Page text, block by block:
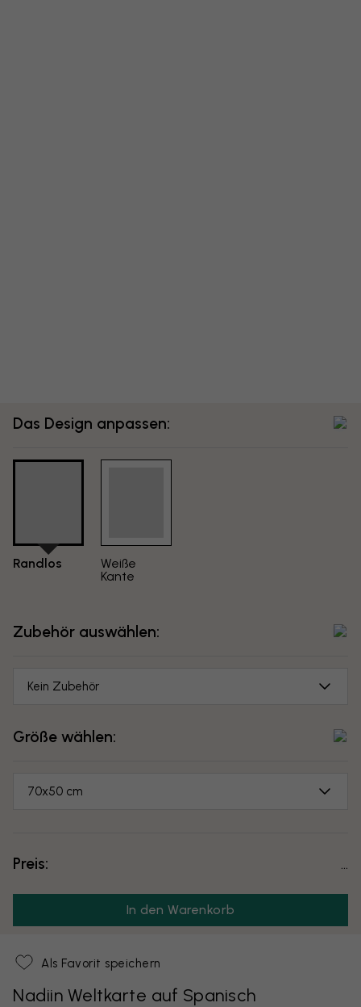
Das Design anpassen:
Randlos
Weiße
Kante
Zubehör auswählen:
Kein Zubehör
Größe wählen:
70x50 cm
Preis:
In den Warenkorb
Als Favorit speichern
Nadiin Weltkarte auf Spanisch